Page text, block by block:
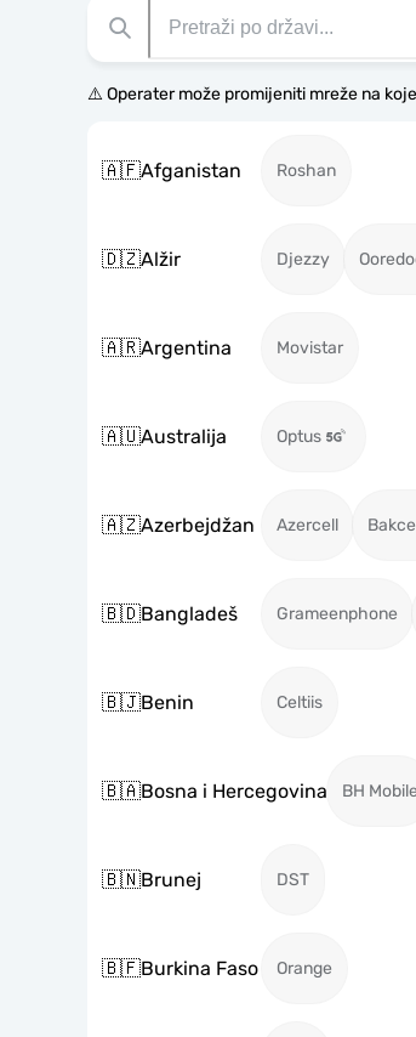
⚠️ Operater može promijeniti mreže na
🇦🇫Afganistan Roshan
🇩🇿Alžir Djezzy
🇦🇷Argentina Movistar
🇦🇺Australija Optus
🇦🇿Azerbejdžan Azercell
🇧🇩Bangladeš Grameenphone
🇧🇯Benin Celtiis
🇧🇦Bosna i Hercegovina BH Mobile
🇧🇳Brunej DST
🇧🇫Burkina Faso Orange